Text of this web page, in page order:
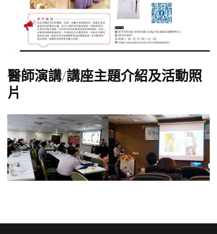
醫師演講/講座主題介紹及活動照
片